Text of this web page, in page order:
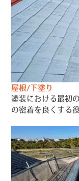
屋根/下塗り
塗装における最初
の密着を良くする